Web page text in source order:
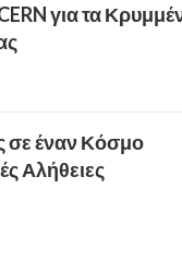
για τα
σε έναν Κόσμο
Αλήθειες